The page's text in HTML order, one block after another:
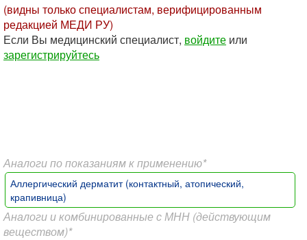
(видны только специалистам, верифицированным
редакцией МЕДИ РУ)
Если Вы медицинский специалист, войдите или
зарегистрируйтесь
Аналоги по показаниям к применению*
Аллергический дерматит (контактный, атопический,
крапивница)
Аналоги и комбинированные с МНН (действующим
веществом)*